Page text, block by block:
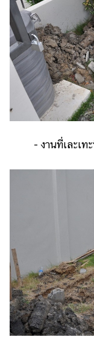
- งานที่เละเท